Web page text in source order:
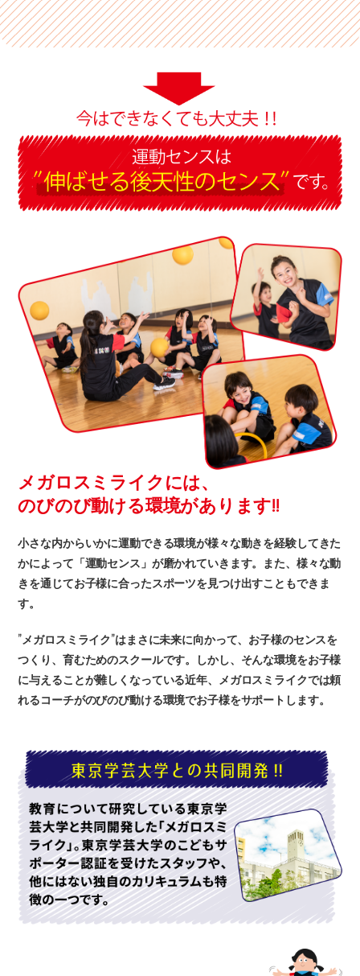
メガロスミライクには、
のびのび動ける環境があります!!
小さな内からいかに運動できる環境が様々な動きを経験してきた
かによって「運動センス」が磨かれていきます。また、様々な動
きを通じてお子様に合ったスポーツを見つけ出すこともできま
す。
”メガロスミライク”はまさに未来に向かって、お子様のセンスを
つくり、育むためのスクールです。しかし、そんな環境をお子様
に与えることが難しくなっている近年、メガロスミライクでは頼
れるコーチがのびのび動ける環境でお子様をサポートします。